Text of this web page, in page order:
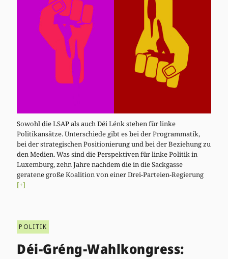
Sowohl die LSAP als auch Déi Lénk stehen für linke
Politikansätze. Unterschiede gibt es bei der Programmatik,
bei der strategischen Positionierung und bei der Beziehung zu
den Medien. Was sind die Perspektiven für linke Politik in
Luxemburg, zehn Jahre nachdem die in die Sackgasse
geratene große Koalition von einer Drei-Parteien-Regierung
[+]
POLITIK
Déi-Gréng-Wahlkongress: